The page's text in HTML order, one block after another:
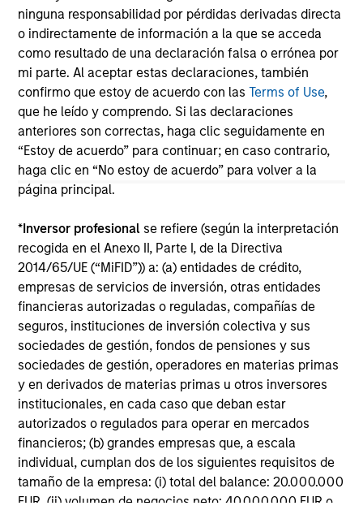
ninguna responsabilidad por pérdidas derivadas directa
o indirectamente de información a la que se acceda
como resultado de una declaración falsa o errónea por
mi parte. Al aceptar estas declaraciones, también
confirmo que estoy de acuerdo con lasTerms of Use,
que he leído y comprendo. Si las declaraciones
anteriores son correctas, haga clic seguidamente en
“Estoy de acuerdo” para continuar; en caso contrario,
haga clic en “No estoy de acuerdo” para volver a la
página principal.
*Inversor profesional se refiere (según la interpretación
recogida en el Anexo II, Parte I, de la Directiva
2014/65/UE (“MiFID”)) a: (a) entidades de crédito,
empresas de servicios de inversión, otras entidades
financieras autorizadas o reguladas, compañías de
seguros, instituciones de inversión colectiva y sus
sociedades de gestión, fondos de pensiones y sus
sociedades de gestión, operadores en materias primas
y en derivados de materias primas u otros inversores
institucionales, en cada caso que deban estar
autorizados o regulados para operar en mercados
financieros; (b) grandes empresas que, a escala
individual, cumplan dos de los siguientes requisitos de
tamaño de la empresa: (i) total del balance: 20.000.000
EUR, (ii) volumen de negocios neto: 40.000.000 EUR o
May not represent all Team Members.
The information on this page is for informational
purposes only. The information contained herein does
not constitute and should not be construed as an
offering of advisory services or an offer to sell or a
solicitation of an offer to buy any securities in any
jurisdiction in which such offer or solicitation,
purchase or sale would be unlawful under the
All investing involves risks, including a loss of principal.
Please refer to the strategy detail page for important
information on the strategy, including additional risk
considerations.